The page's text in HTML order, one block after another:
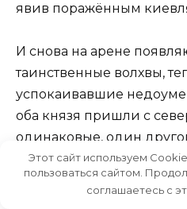
явив поражённым
И снова на арене
таинственные волхвы,
успокаивавшие
оба князя пришли с
одинаковые, один
заранее переживать,
И киевляне стали
проявил себя дважды
Этот сайт используем
пользоваться сайтом.
соглашаетесь с